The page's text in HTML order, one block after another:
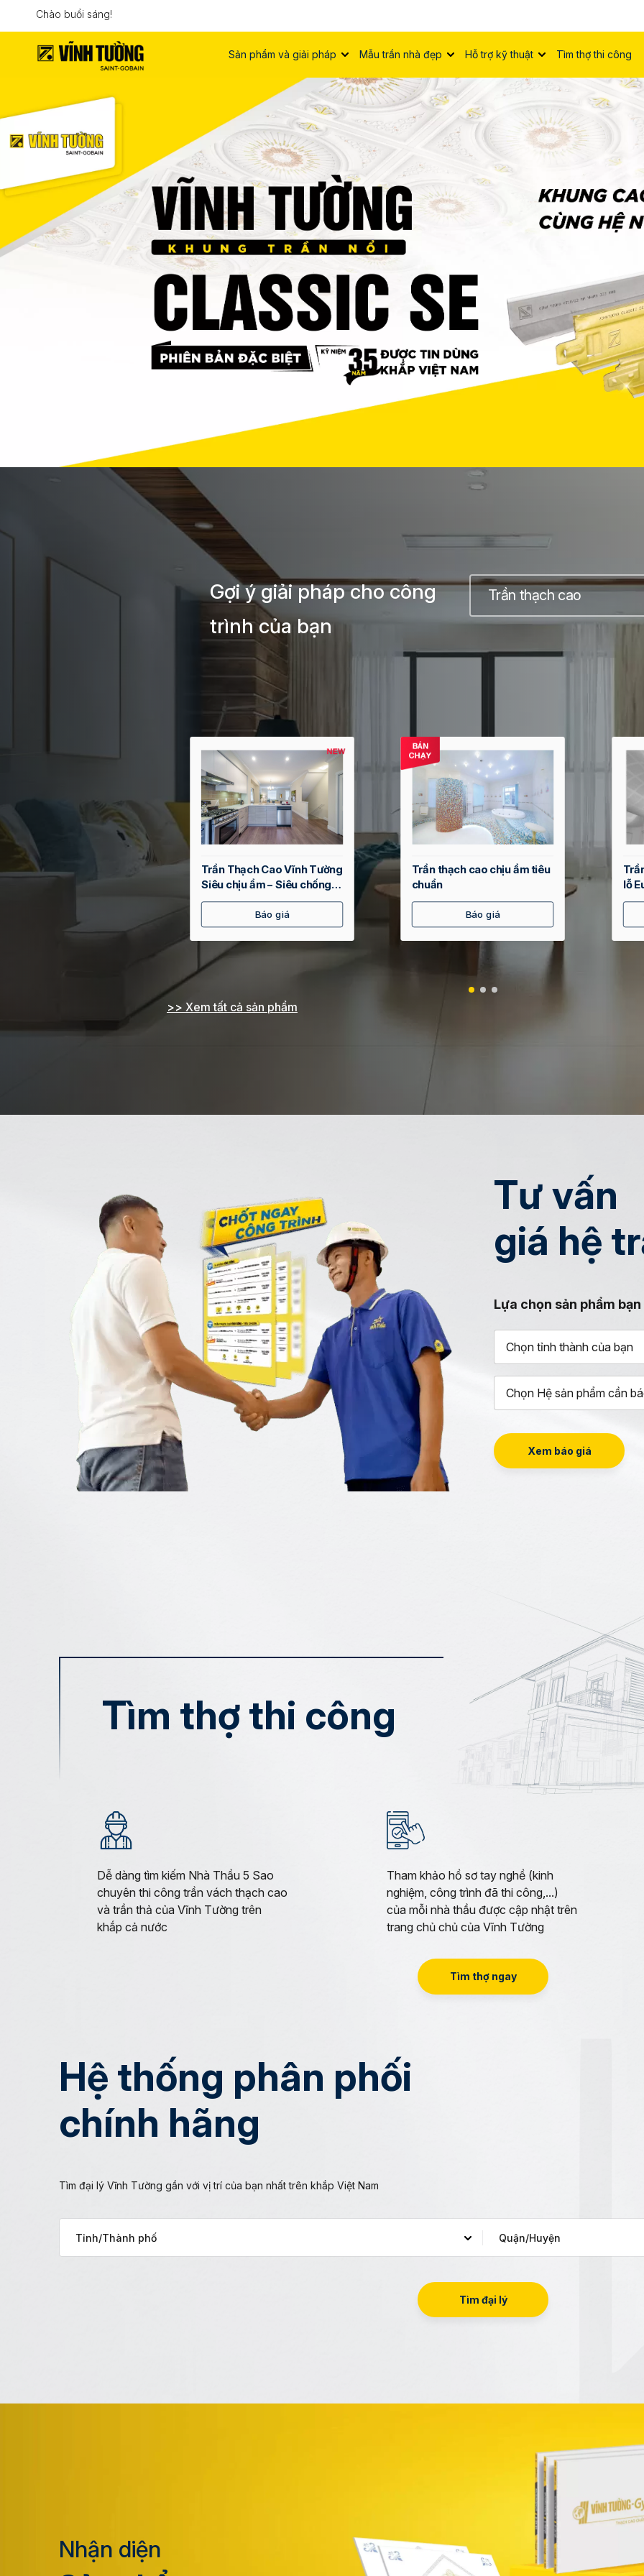
Sản phẩm và giải pháp Mẫu trần nhà đẹp Hỗ trợ kỹ thuật Tìm thợ thi công
Chào buổi sáng!
Gợi ý giải pháp cho công
trình của bạn
Trần thạch cao
Trần Thạch Cao Vĩnh Tường
Siêu chịu ẩm – Siêu chống
mốc
Báo giá
Trần thạch cao chịu ẩm tiêu
chuẩn
Báo giá
lỗ
tiêu
>> Xem tất cả sản phẩm
Tư vấn
giá hệ
Lựa chọn sản phẩm
Tìm thợ thi công
Dễ dàng tìm kiếm Nhà Thầu 5 Sao
chuyên thi công trần vách thạch cao
và trần thả của Vĩnh Tường trên
khắp cả nước
Tham khảo hồ sơ tay nghề (kinh
nghiệm, công trình đã thi công,...)
của mỗi nhà thầu được cập nhật trên
trang chủ chủ của Vĩnh Tường
Tìm thợ ngay
Hệ thống phân phối
chính hãng
Tìm đại lý Vĩnh Tường gần với vị trí của bạn nhất trên khắp Việt Nam
Tìm đại lý
Nhận diện